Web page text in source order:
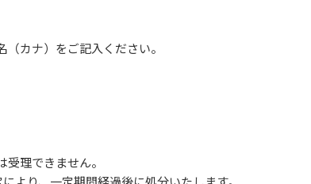
カナ）をご記入ください。
理できません。